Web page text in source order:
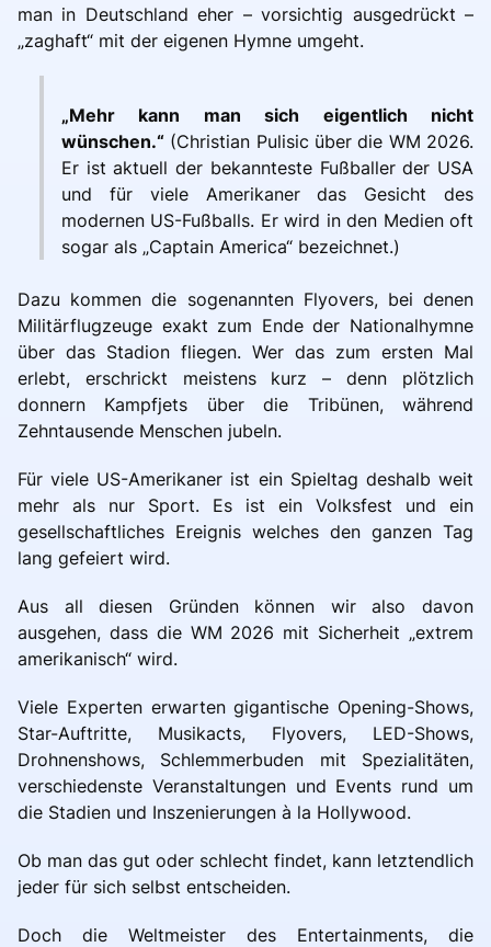
man in Deutschland eher – vorsichtig ausgedrückt –
„zaghaft“ mit der eigenen Hymne umgeht.
„Mehr kann man sich eigentlich nicht
wünschen.“ (Christian Pulisic über die WM 2026.
Er ist aktuell der bekannteste Fußballer der USA
und für viele Amerikaner das Gesicht des
modernen US-Fußballs. Er wird in den Medien oft
sogar als „Captain America“ bezeichnet.)
Dazu kommen die sogenannten Flyovers, bei denen
Militärflugzeuge exakt zum Ende der Nationalhymne
über das Stadion fliegen. Wer das zum ersten Mal
erlebt, erschrickt meistens kurz – denn plötzlich
donnern Kampfjets über die Tribünen, während
Zehntausende Menschen jubeln.
Für viele US-Amerikaner ist ein Spieltag deshalb weit
mehr als nur Sport. Es ist ein Volksfest und ein
gesellschaftliches Ereignis welches den ganzen Tag
lang gefeiert wird.
Aus all diesen Gründen können wir also davon
ausgehen, dass die WM 2026 mit Sicherheit „extrem
amerikanisch“ wird.
Viele Experten erwarten gigantische Opening-Shows,
Star-Auftritte, Musikacts, Flyovers, LED-Shows,
Drohnenshows, Schlemmerbuden mit Spezialitäten,
verschiedenste Veranstaltungen und Events rund um
die Stadien und Inszenierungen à la Hollywood.
Ob man das gut oder schlecht findet, kann letztendlich
jeder für sich selbst entscheiden.
Doch die Weltmeister des Entertainments, die